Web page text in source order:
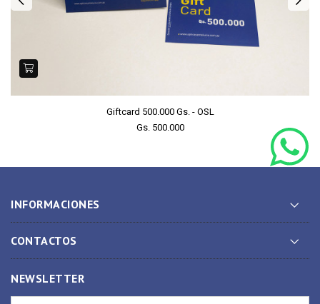
Giftcard 500.000 Gs. - OSL
Gs. 500.000
INFORMACIONES
CONTACTOS
NEWSLETTER